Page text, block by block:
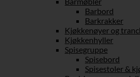
Barbord
Barkrakker
Kjøkkenøyer og
Kjøkkenhyller
Spisegruppe
Spisebord
Spisestoler &